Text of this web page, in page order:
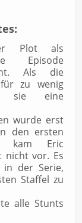
Plot als
Episode
Als die
zu wenig
sie eine
wurde erst
den ersten
kam Eric
nicht vor. Es
der Serie,
Staffel zu
alle Stunts